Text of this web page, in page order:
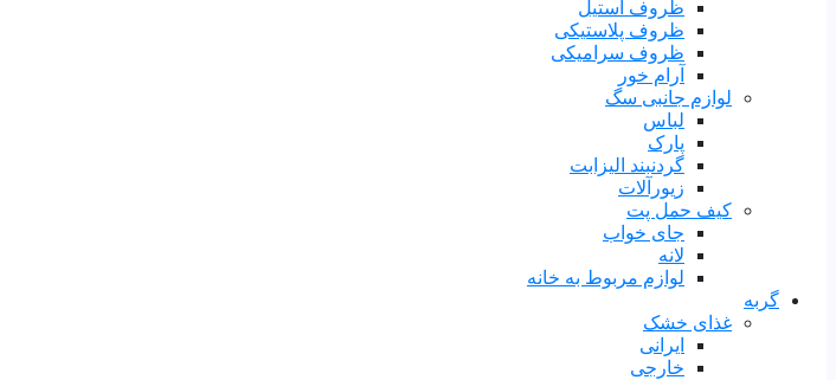
ظروف استیل
ظروف پلاستیکی
ظروف سرامیکی
آرام خور
لوازم جانبی سگ
لباس
پارک
گردنبند الیزابت
زیورآلات
کیف حمل پت
جای خواب
لانه
لوازم مربوط به خانه
گربه
غذای خشک
ایرانی
خارجی